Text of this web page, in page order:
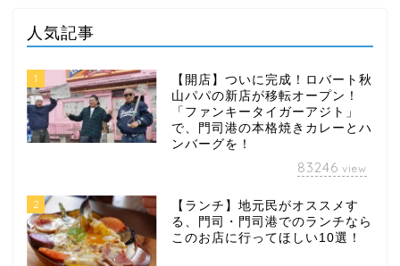
人気記事
1
【開店】ついに完成！ロバート秋
山パパの新店が移転オープン！
「ファンキータイガーアジト」
で、門司港の本格焼きカレーとハ
ンバーグを！
83246 view
2
【ランチ】地元民がオススメす
る、門司・門司港でのランチなら
このお店に行ってほしい10選！